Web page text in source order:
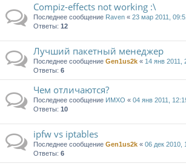
Compiz-effects not working :\
Последнее сообщение Raven « 23 мар 2011,
Ответы: 12
Лучший пакетный менеджер
Последнее сообщение Gen1us2k « 14 янв 2011,
Ответы: 6
Чем отличаются?
Последнее сообщение ИМХО « 04 янв 2011,
Ответы: 10
ipfw vs iptables
Последнее сообщение Gen1us2k « 06 дек 2010,
Ответы: 6